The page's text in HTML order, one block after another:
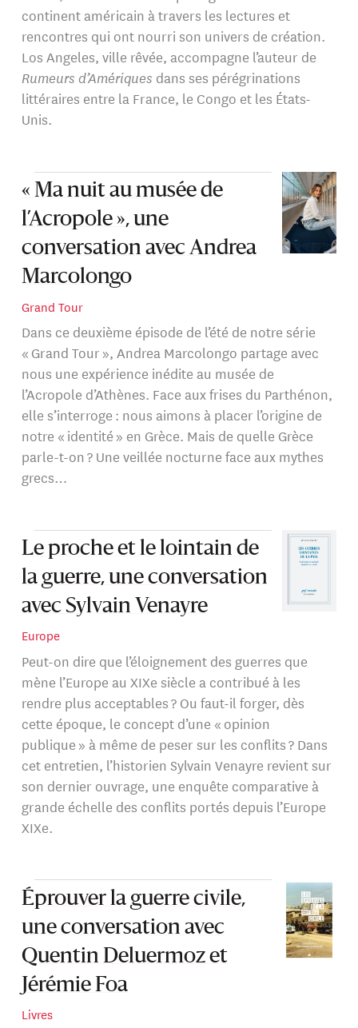
continent américain à travers les lectures et
rencontres qui ont nourri son univers de création.
Los Angeles, ville rêvée, accompagne l’auteur de
Rumeurs d’Amériques dans ses pérégrinations
littéraires entre la France, le Congo et les États-
Unis.
« Ma nuit au musée de
l’Acropole », une
conversation avec Andrea
Marcolongo
Grand Tour
Dans ce deuxième épisode de l’été de notre série
« Grand Tour », Andrea Marcolongo partage avec
nous une expérience inédite au musée de
l’Acropole d’Athènes. Face aux frises du Parthénon,
elle s’interroge : nous aimons à placer l’origine de
notre « identité » en Grèce. Mais de quelle Grèce
parle-t-on ? Une veillée nocturne face aux mythes
grecs…
Le proche et le lointain de
la guerre, une conversation
avec Sylvain Venayre
Europe
Peut-on dire que l’éloignement des guerres que
mène l’Europe au XIXe siècle a contribué à les
rendre plus acceptables ? Ou faut-il forger, dès
cette époque, le concept d’une « opinion
publique » à même de peser sur les conflits ? Dans
cet entretien, l’historien Sylvain Venayre revient sur
son dernier ouvrage, une enquête comparative à
grande échelle des conflits portés depuis l’Europe
XIXe.
Éprouver la guerre civile,
une conversation avec
Quentin Deluermoz et
Jérémie Foa
Livres